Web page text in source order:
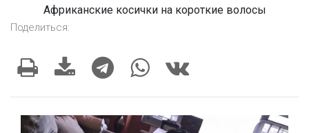
Африканские косички на короткие волосы
Поделиться: